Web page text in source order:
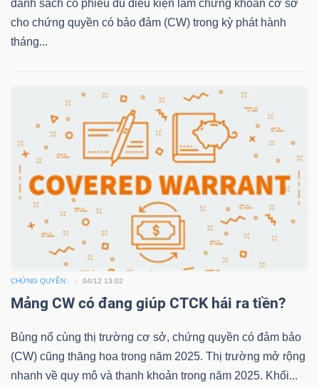
danh sách cổ phiếu đủ điều kiện làm chứng khoán cơ sở
cho chứng quyền có bảo đảm (CW) trong kỳ phát hành
tháng...
CHỨNG QUYỀN 04/12 13:02
Mảng CW có đang giúp CTCK hái ra tiền?
Bùng nổ cùng thị trường cơ sở, chứng quyền có đảm bảo
(CW) cũng thăng hoa trong năm 2025. Thị trường mở rộng
nhanh về quy mô và thanh khoản trong năm 2025. Khối...
LIỆU
CÔNG
NGHIỆP
TIÊU
DÙNG
KHÔNG
THIẾT